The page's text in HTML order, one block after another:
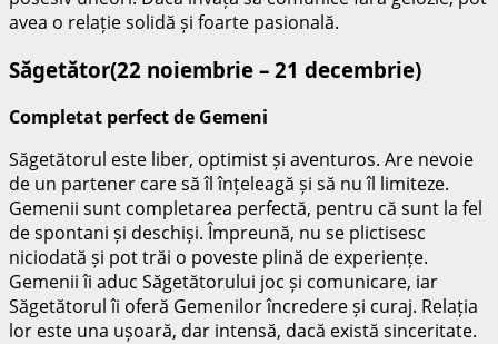
avea o relație solidă și foarte pasională.
Săgetător(22 noiembrie – 21 decembrie)
Completat perfect de Gemeni
Săgetătorul este liber, optimist și aventuros. Are nevoie
de un partener care să îl înțeleagă și să nu îl limiteze.
Gemenii sunt completarea perfectă, pentru că sunt la fel
de spontani și deschiși. Împreună, nu se plictisesc
niciodată și pot trăi o poveste plină de experiențe.
Gemenii îi aduc Săgetătorului joc și comunicare, iar
Săgetătorul îi oferă Gemenilor încredere și curaj. Relația
lor este una ușoară, dar intensă, dacă există sinceritate.